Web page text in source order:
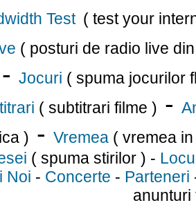
Test ( test your
( posturi de radio live
- Jocuri ( spuma jocurilor
( subtitrari filme ) -
) - Vremea ( vremea
( spuma stirilor ) -
Noi - Concerte - Parteneri
anunturi